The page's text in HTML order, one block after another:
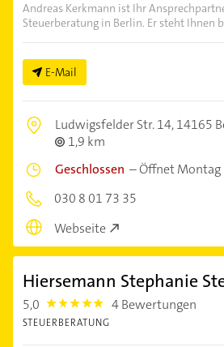
Andreas Kerkmann ist Ihr
Steuerberatung in Berlin. Er steht Ihnen
E-Mail
Ludwigsfelder Str. 14,14165
1,9 km
Geschlossen –Öffnet Montag
030 8 01 73 35
Webseite
Hiersemann Stephanie
5,0 5.0 4 Bewertungen
STEUERBERATUNG